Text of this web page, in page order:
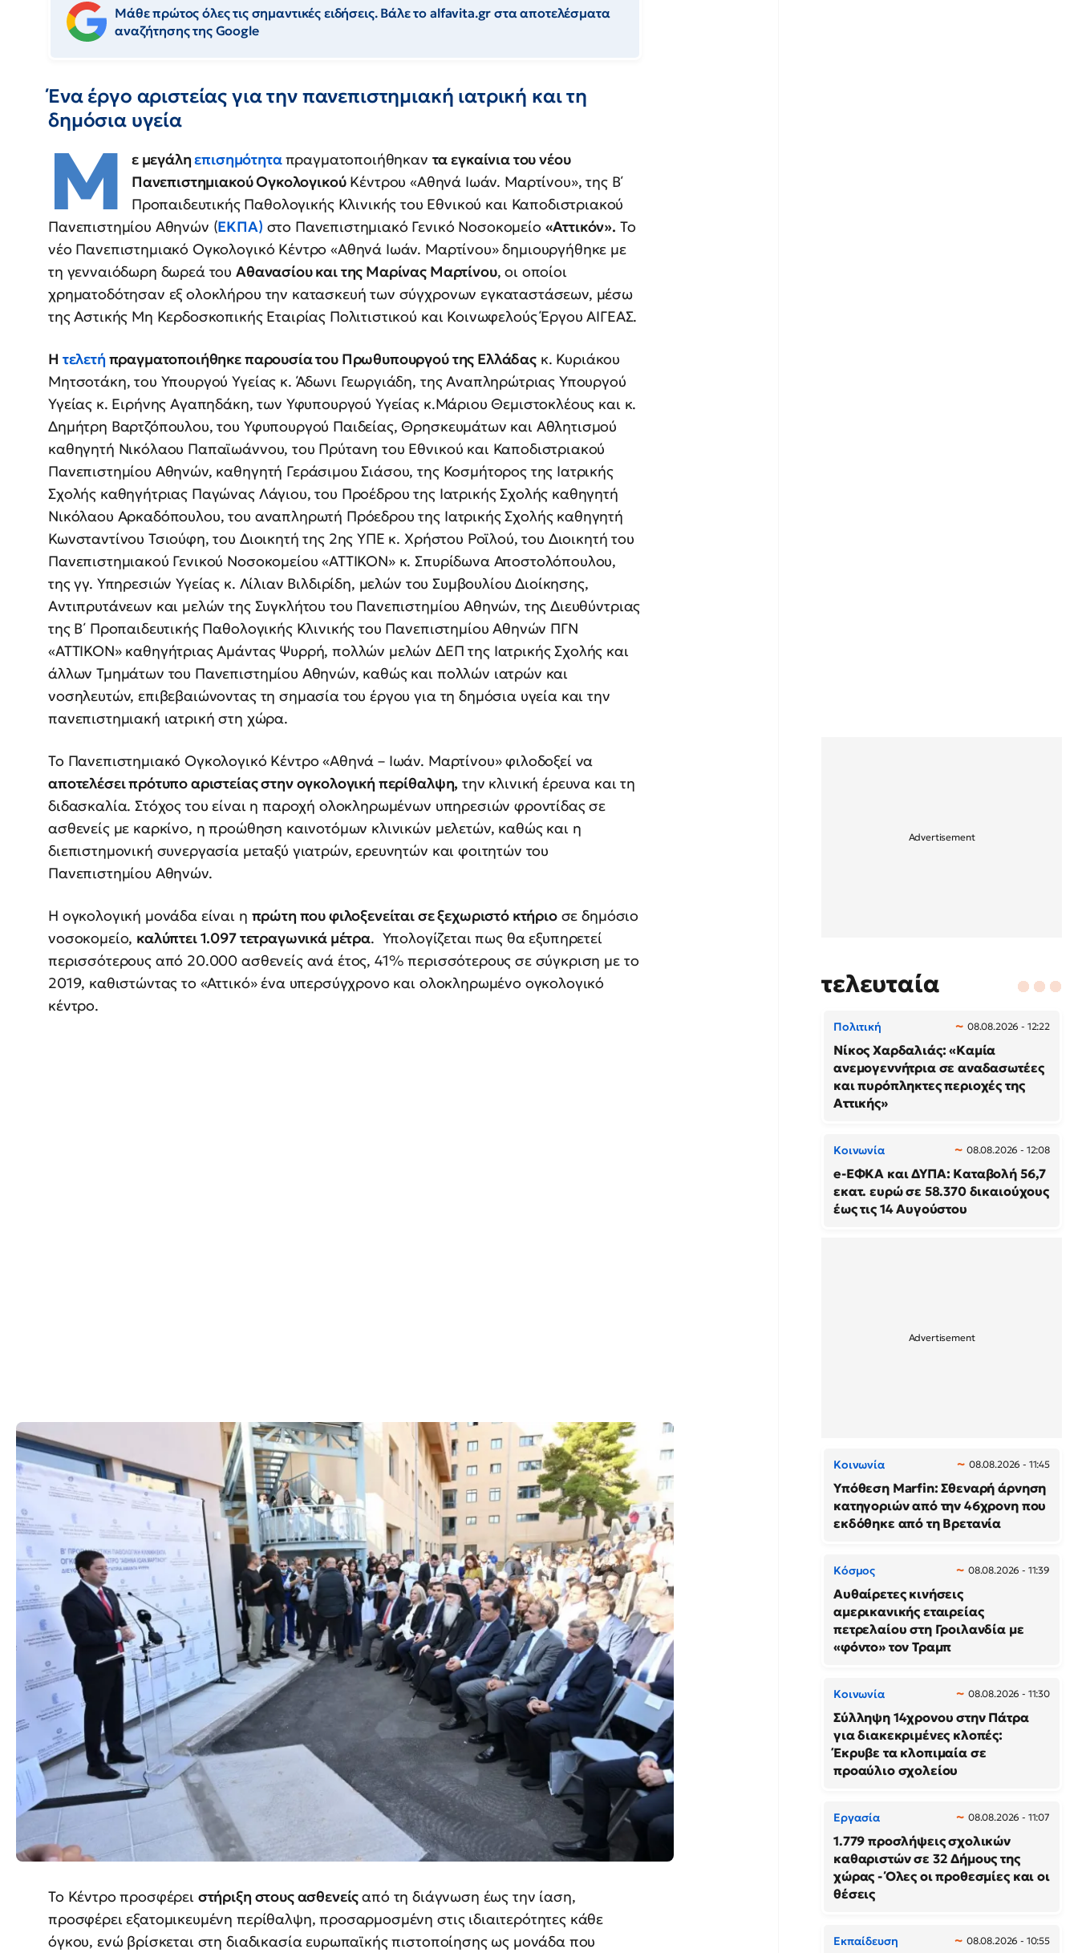
Μάθε πρώτος όλες τις σημαντικές ειδήσεις. Βάλε το alfavita.gr στα αποτελέσματα
αναζήτησης της Google
Ένα έργο αριστείας για την πανεπιστημιακή ιατρική και τη
δημόσια υγεία
Μ ε μεγάληεπισημότηταπραγματοποιήθηκαν τα εγκαίνια του νέου
Πανεπιστημιακού ΟγκολογικούΚέντρου «Αθηνά Ιωάν. Μαρτίνου», της Β΄
Προπαιδευτικής Παθολογικής Κλινικής του Εθνικού και Καποδιστριακού
Πανεπιστημίου Αθηνών (ΕΚΠΑ) στο Πανεπιστημιακό Γενικό Νοσοκομείο «Αττικόν». Το
νέο Πανεπιστημιακό Ογκολογικό Κέντρο «Αθηνά Ιωάν. Μαρτίνου» δημιουργήθηκε με
τη γενναιόδωρη δωρεά του Αθανασίου και της Μαρίνας Μαρτίνου, οι οποίοι
χρηματοδότησαν εξ ολοκλήρου την κατασκευή των σύγχρονων εγκαταστάσεων, μέσω
της Αστικής Μη Κερδοσκοπικής Εταιρίας Πολιτιστικού και Κοινωφελούς Έργου ΑΙΓΕΑΣ.
Η τελετή πραγματοποιήθηκε παρουσία του Πρωθυπουργού της Ελλάδαςκ. Κυριάκου
Μητσοτάκη, του Υπουργού Υγείας κ. Άδωνι Γεωργιάδη, της Αναπληρώτριας Υπουργού
Υγείας κ. Ειρήνης Αγαπηδάκη, των Υφυπουργού Υγείας κ.Μάριου Θεμιστοκλέους και κ.
Δημήτρη Βαρτζόπουλου, του Υφυπουργού Παιδείας, Θρησκευμάτων και Αθλητισμού
καθηγητή Νικόλαου Παπαϊωάννου, του Πρύτανη του Εθνικού και Καποδιστριακού
Πανεπιστημίου Αθηνών, καθηγητή Γεράσιμου Σιάσου, της Κοσμήτορος της Ιατρικής
Σχολής καθηγήτριας Παγώνας Λάγιου, του Προέδρου της Ιατρικής Σχολής καθηγητή
Νικόλαου Αρκαδόπουλου, του αναπληρωτή Πρόεδρου της Ιατρικής Σχολής καθηγητή
Κωνσταντίνου Τσιούφη, του Διοικητή της 2ης ΥΠΕ κ. Χρήστου Ροϊλού, του Διοικητή του
Πανεπιστημιακού Γενικού Νοσοκομείου «ΑΤΤΙΚΟΝ» κ. Σπυρίδωνα Αποστολόπουλου,
της γγ. Υπηρεσιών Υγείας κ. Λίλιαν Βιλδιρίδη, μελών του Συμβουλίου Διοίκησης,
Αντιπρυτάνεων και μελών της Συγκλήτου του Πανεπιστημίου Αθηνών, της Διευθύντριας
της Β΄ Προπαιδευτικής Παθολογικής Κλινικής του Πανεπιστημίου Αθηνών ΠΓΝ
«ΑΤΤΙΚΟΝ» καθηγήτριας Αμάντας Ψυρρή, πολλών μελών ΔΕΠ της Ιατρικής Σχολής και
άλλων Τμημάτων του Πανεπιστημίου Αθηνών, καθώς και πολλών ιατρών και
νοσηλευτών, επιβεβαιώνοντας τη σημασία του έργου για τη δημόσια υγεία και την
πανεπιστημιακή ιατρική στη χώρα.
Το Πανεπιστημιακό Ογκολογικό Κέντρο «Αθηνά – Ιωάν. Μαρτίνου» φιλοδοξεί να
αποτελέσει πρότυπο αριστείας στην ογκολογική περίθαλψη, την κλινική έρευνα και τη
διδασκαλία. Στόχος του είναι η παροχή ολοκληρωμένων υπηρεσιών φροντίδας σε
ασθενείς με καρκίνο, η προώθηση καινοτόμων κλινικών μελετών, καθώς και η
διεπιστημονική συνεργασία μεταξύ γιατρών, ερευνητών και φοιτητών του
Πανεπιστημίου Αθηνών.
Η ογκολογική μονάδα είναι η πρώτη που φιλοξενείται σε ξεχωριστό κτήριοσε δημόσιο
νοσοκομείο, καλύπτει 1.097 τετραγωνικά μέτρα. Υπολογίζεται πως θα εξυπηρετεί
περισσότερους από 20.000 ασθενείς ανά έτος, 41% περισσότερους σε σύγκριση με το
2019, καθιστώντας το «Αττικό» ένα υπερσύγχρονο και ολοκληρωμένο ογκολογικό
κέντρο.
Το Κέντρο προσφέρει στήριξη στους ασθενείςαπό τη διάγνωση έως την ίαση,
προσφέρει εξατομικευμένη περίθαλψη, προσαρμοσμένη στις ιδιαιτερότητες κάθε
όγκου, ενώ βρίσκεται στη διαδικασία ευρωπαϊκής πιστοποίησης ως μονάδα που
τελευταία
Πολιτική 08.08.2026 - 12:22
Νίκος Χαρδαλιάς: «Καμία
ανεμογεννήτρια σε αναδασωτέες
και πυρόπληκτες περιοχές της
Αττικής»
Κοινωνία 08.08.2026 - 12:08
e-ΕΦΚΑ και ΔΥΠΑ: Καταβολή 56,7
εκατ. ευρώ σε 58.370 δικαιούχους
έως τις 14 Αυγούστου
Κοινωνία 08.08.2026 - 11:45
Υπόθεση Marfin: Σθεναρή άρνηση
κατηγοριών από την 46χρονη που
εκδόθηκε από τη Βρετανία
Κόσμος 08.08.2026 - 11:39
Αυθαίρετες κινήσεις
αμερικανικής εταιρείας
πετρελαίου στη Γροιλανδία με
«φόντο» τον Τραμπ
Κοινωνία 08.08.2026 - 11:30
Σύλληψη 14χρονου στην Πάτρα
για διακεκριμένες κλοπές:
Έκρυβε τα κλοπιμαία σε
προαύλιο σχολείου
Εργασία 08.08.2026 - 11:07
1.779 προσλήψεις σχολικών
καθαριστών σε 32 Δήμους της
χώρας - Όλες οι προθεσμίες και οι
θέσεις
Εκπαίδευση 08.08.2026 - 10:55